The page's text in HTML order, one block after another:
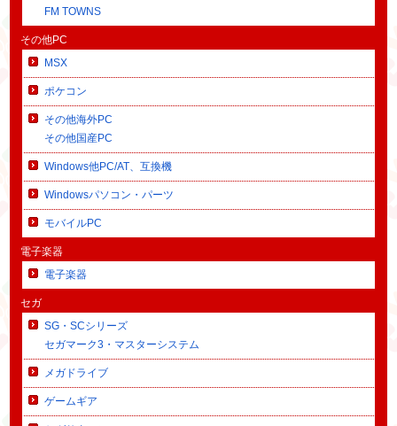
FM TOWNS
その他PC
MSX
ポケコン
その他海外PC
その他国産PC
Windows他PC/AT、互換機
Windowsパソコン・パーツ
モバイルPC
電子楽器
電子楽器
セガ
SG・SCシリーズ
セガマーク3・マスターシステム
メガドライブ
ゲームギア